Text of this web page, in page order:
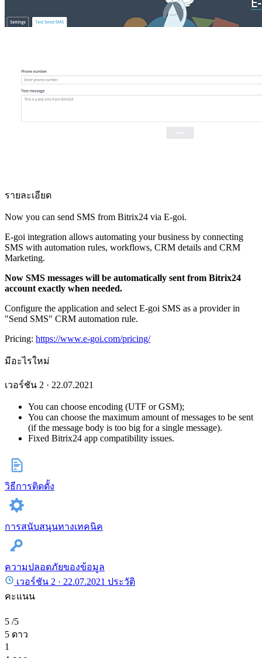
รายละเอียด
Now you can send SMS from Bitrix24 via E-goi.
E-goi integration allows automating your business by connecting
SMS with automation rules, workflows, CRM details and CRM
Marketing.
Now SMS messages will be automatically sent from Bitrix24
account exactly when needed.
Configure the application and select E-goi SMS as a provider in
"Send SMS" CRM automation rule.
Pricing: https://www.e-goi.com/pricing/
มีอะไรใหม่
เวอร์ชัน 2 · 22.07.2021
You can choose encoding (UTF or GSM);
You can choose the maximum amount of messages to be sent
(if the message body is too big for a single message).
Fixed Bitrix24 app compatibility issues.
วิธีการติดตั้ง
การสนับสนุนทางเทคนิค
ความปลอดภัยของข้อมูล
เวอร์ชัน 2 · 22.07.2021 ประวัติ
คะแนน
5 /5
5 ดาว
1